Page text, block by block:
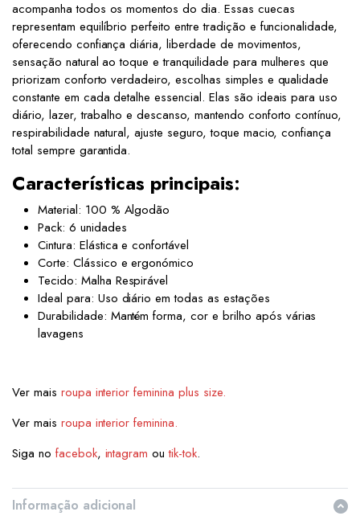
acompanha todos os momentos do dia. Essas cuecas
representam equilíbrio perfeito entre tradição e funcionalidade,
oferecendo confiança diária, liberdade de movimentos,
sensação natural ao toque e tranquilidade para mulheres que
priorizam conforto verdadeiro, escolhas simples e qualidade
constante em cada detalhe essencial. Elas são ideais para uso
diário, lazer, trabalho e descanso, mantendo conforto contínuo,
respirabilidade natural, ajuste seguro, toque macio, confiança
total sempre garantida.
Características principais:
Material: 100 % Algodão
Pack: 6 unidades
Cintura: Elástica e confortável
Corte: Clássico e ergonómico
Tecido: Malha Respirável
Ideal para: Uso diário em todas as estações
Durabilidade: Mantém forma, cor e brilho após várias
lavagens
Ver mais roupa interior feminina plus size.
Ver mais roupa interior feminina.
Siga no facebok, intagram outik-tok.
Informação adicional